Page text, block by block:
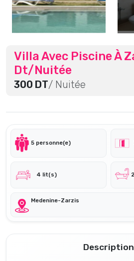
Villa Avec Piscine À
Dt/Nuitée
300 DT/ Nuitée
5 personne(e)
4 lit(s)
Medenine-Zarzis
Description